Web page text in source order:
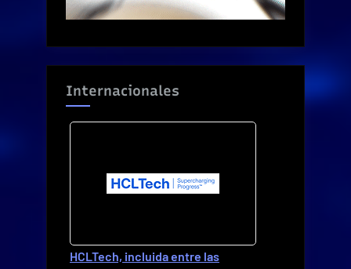
Internacionales
HCLTech, incluida entre las